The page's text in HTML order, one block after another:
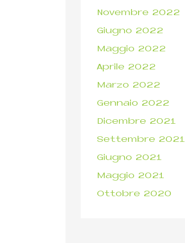
Novembre 2022
Giugno 2022
Maggio 2022
Aprile 2022
Marzo 2022
Gennaio 2022
Dicembre 2021
Settembre 2021
Giugno 2021
Maggio 2021
Ottobre 2020